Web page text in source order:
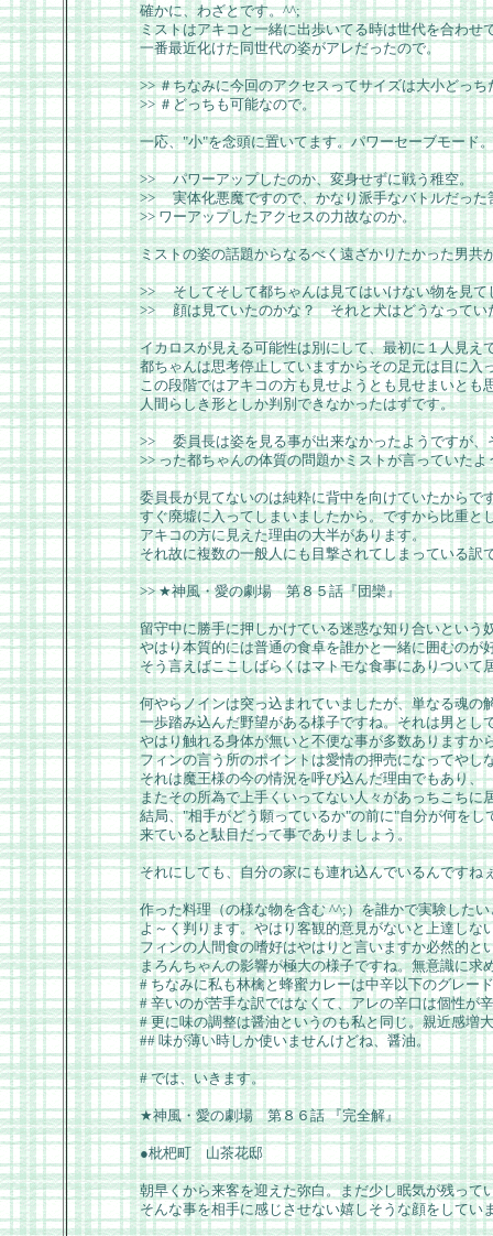
確かに、わざとです。^^;
ミストはアキコと一緒に出歩いてる時は世代を合わせ
一番最近化けた同世代の姿がアレだったので。
>> ＃ちなみに今回のアクセスってサイズは大小どっ
>> ＃どっちも可能なので。
一応、"小"を念頭に置いてます。パワーセーブモード
>> パワーアップしたのか、変身せずに戦う稚空。
>> 実体化悪魔ですので、かなり派手なバトルだった
>> ワーアップしたアクセスの力故なのか。
ミストの姿の話題からなるべく遠ざかりたかった男共
>> そしてそして都ちゃんは見てはいけない物を見て
>> 顔は見ていたのかな？ それと犬はどうなってい
イカロスが見える可能性は別にして、最初に１人見え
都ちゃんは思考停止していますからその足元は目に入
この段階ではアキコの方も見せようとも見せまいとも
人間らしき形としか判別できなかったはずです。
>> 委員長は姿を見る事が出来なかったようですが、
>> った都ちゃんの体質の問題かミストが言っていた
委員長が見てないのは純粋に背中を向けていたからで
すぐ廃墟に入ってしまいましたから。ですから比重と
アキコの方に見えた理由の大半があります。
それ故に複数の一般人にも目撃されてしまっている訳
>> ★神風・愛の劇場 第８５話『団欒』
留守中に勝手に押しかけている迷惑な知り合いという
やはり本質的には普通の食卓を誰かと一緒に囲むのが
そう言えばここしばらくはマトモな食事にありついて
何やらノインは突っ込まれていましたが、単なる魂の
一歩踏み込んだ野望がある様子ですね。それは男とし
やはり触れる身体が無いと不便な事が多数ありますか
フィンの言う所のポイントは愛情の押売になってやし
それは魔王様の今の情況を呼び込んだ理由でもあり、
またその所為で上手くいってない人々があっちこちに
結局、"相手がどう願っているか"の前に"自分が何をし
来ていると駄目だって事でありましょう。
それにしても、自分の家にも連れ込んでいるんです
作った料理（の様な物を含む ^^;）を誰かで実験した
よ～く判ります。やはり客観的意見がないと上達しな
フィンの人間食の嗜好はやはりと言いますか必然的と
まろんちゃんの影響が極大の様子ですね。無意識に求
# ちなみに私も林檎と蜂蜜カレーは中辛以下のグレー
# 辛いのが苦手な訳ではなくて、アレの辛口は個性が
# 更に味の調整は醤油というのも私と同じ。親近感増
## 味が薄い時しか使いませんけどね、醤油。
# では、いきます。
★神風・愛の劇場 第８６話 『完全解』
●枇杷町 山茶花邸
朝早くから来客を迎えた弥白。まだ少し眠気が残って
そんな事を相手に感じさせない嬉しそうな顔をしてい